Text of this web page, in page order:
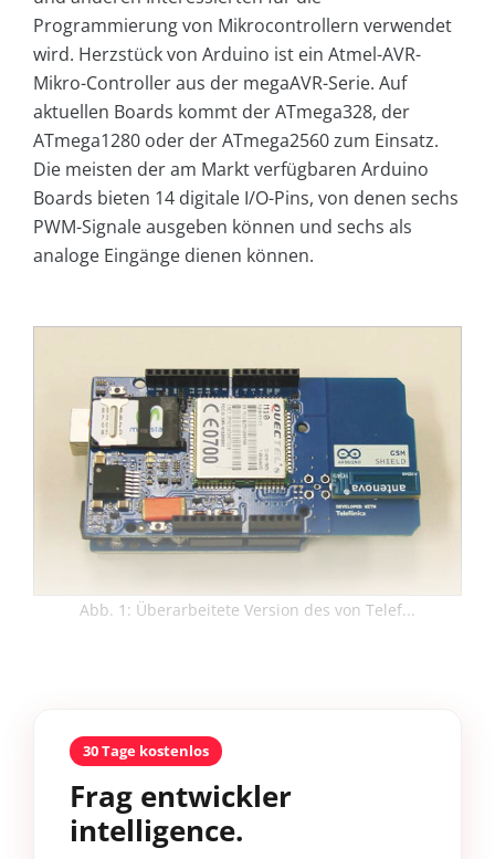
Programmierung von Mikrocontrollern verwendet
wird. Herzstück von Arduino ist ein Atmel-AVR-
Mikro-Controller aus der megaAVR-Serie. Auf
aktuellen Boards kommt der ATmega328, der
ATmega1280 oder der ATmega2560 zum Einsatz.
Die meisten der am Markt verfügbaren Arduino
Boards bieten 14 digitale I/O-Pins, von denen sechs
PWM-Signale ausgeben können und sechs als
analoge Eingänge dienen können.
Abb. 1: Überarbeitete Version des von Telef...
30 Tage kostenlos
Frag entwickler
intelligence.